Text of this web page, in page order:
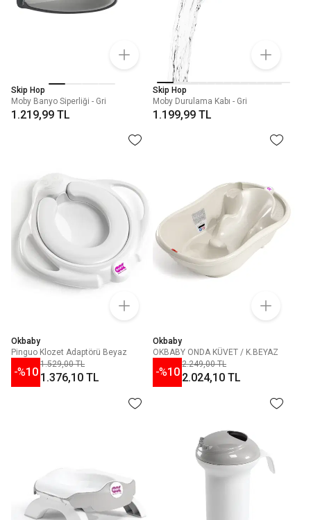
Skip Hop
Moby Banyo Siperliği - Gri
1.219,99 TL
Skip Hop
Moby Durulama Kabı - Gri
1.199,99 TL
Okbaby
Pinguo Klozet Adaptörü Beyaz
-%10
1.529,00 TL
1.376,10 TL
Okbaby
OKBABY ONDA KÜVET / K.BEYAZ
-%10
2.249,00 TL
2.024,10 TL